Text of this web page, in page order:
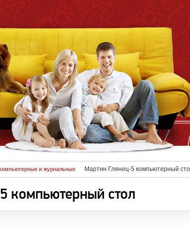
и журнальные Мартин Глянец-5 компьютерный
компьютерный стол